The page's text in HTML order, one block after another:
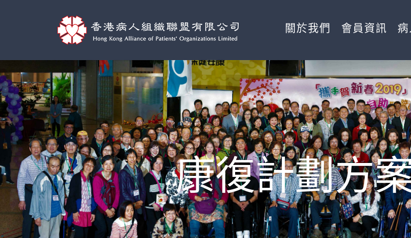
關於我們 會員資訊
康復計劃方